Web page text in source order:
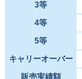
3等
4等
5等
キャリーオーバー
販売実績額